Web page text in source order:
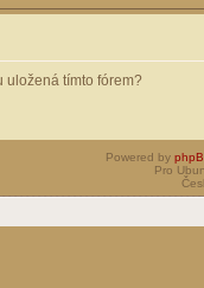
uložená tímto fórem?
Powered by
Pro